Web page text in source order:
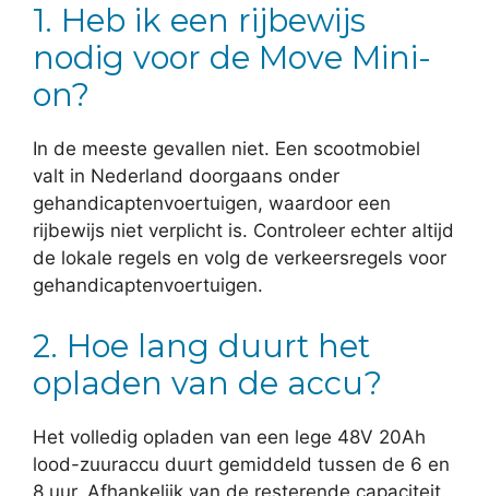
1. Heb ik een rijbewijs
nodig voor de Move Mini-
on?
In de meeste gevallen niet. Een scootmobiel
valt in Nederland doorgaans onder
gehandicaptenvoertuigen, waardoor een
rijbewijs niet verplicht is. Controleer echter altijd
de lokale regels en volg de verkeersregels voor
gehandicaptenvoertuigen.
2. Hoe lang duurt het
opladen van de accu?
Het volledig opladen van een lege 48V 20Ah
lood-zuuraccu duurt gemiddeld tussen de 6 en
8 uur. Afhankelijk van de resterende capaciteit